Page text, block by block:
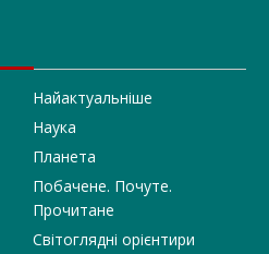
Найактуальніше
Наука
Планета
Побачене. Почуте.
Прочитане
Світоглядні орієнтири